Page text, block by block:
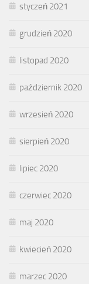
styczeń 2021
grudzień 2020
listopad 2020
październik 2020
wrzesień 2020
sierpień 2020
lipiec 2020
czerwiec 2020
maj 2020
kwiecień 2020
marzec 2020